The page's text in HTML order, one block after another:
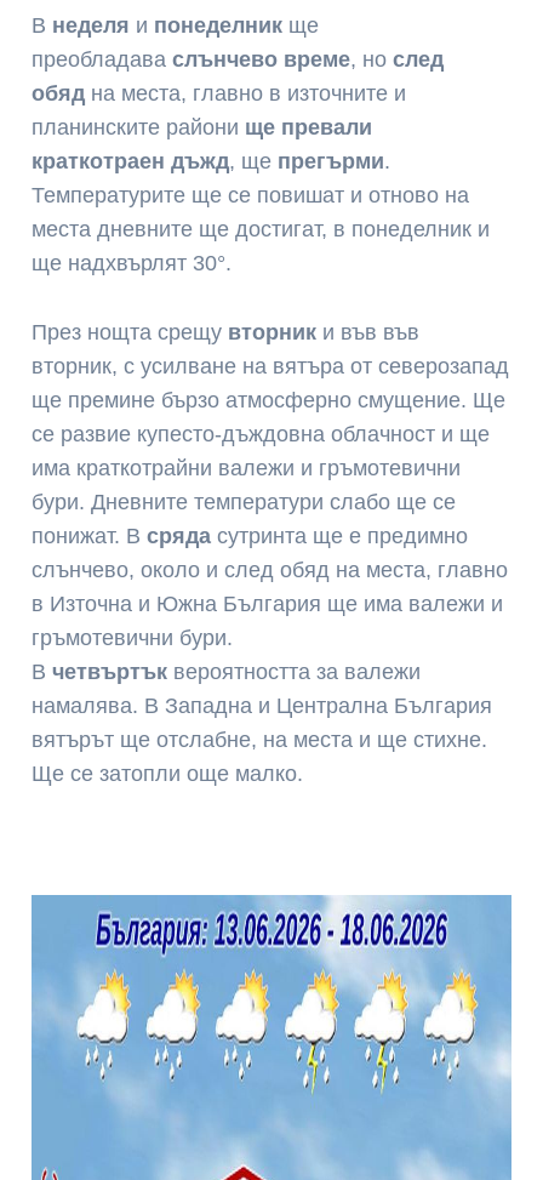
В неделя и понеделник ще
преобладаваслънчево време, нослед
обяд на места, главно в източните и
планинските райони ще превали
краткотраен дъжд, ще прегърми.
Температурите ще се повишат и отново на
места дневните ще достигат, в понеделник и
ще надхвърлят 30°.
През нощта срещу вторник и във във
вторник, с усилване на вятъра от северозапад
ще премине бързо атмосферно смущение. Ще
се развие купесто-дъждовна облачност и ще
има краткотрайни валежи и гръмотевични
бури. Дневните температури слабо ще се
понижат. Всрядасутринта ще е предимно
слънчево, около и след обяд на места, главно
в Източна и Южна България ще има валежи и
гръмотевични бури.
Вчетвъртък вероятността за валежи
намалява. В Западна и Централна България
вятърът ще отслабне, на места и ще стихне.
Ще се затопли още малко.